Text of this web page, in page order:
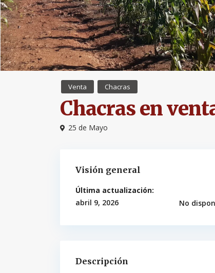
Venta Chacras
Chacras en
25 de Mayo
Visión general
Última actualización:
abril 9, 2026
No
Descripción